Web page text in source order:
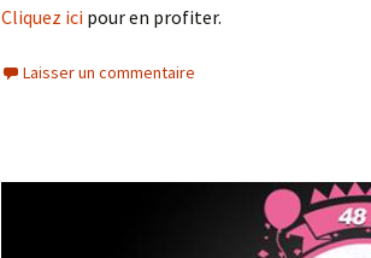
Cliquez ici pour en profiter.
Laisser un commentaire